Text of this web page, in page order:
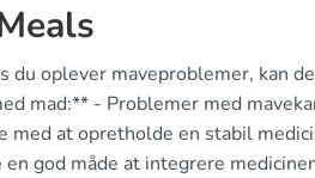
du oplever maveproblemer, kan
mad:** - Problemer med
at opretholde en stabil
god måde at integrere